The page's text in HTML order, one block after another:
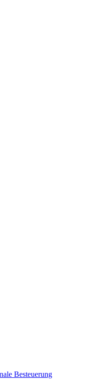
Besteuerung